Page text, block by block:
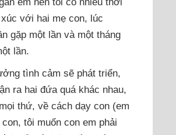
với hai mẹ con, lúc
gặp một lần và một tháng
lần.
tình cảm sẽ phát triển,
ra hai đứa quá khác nhau,
thứ, về cách dạy con (em
tôi muốn con em phải